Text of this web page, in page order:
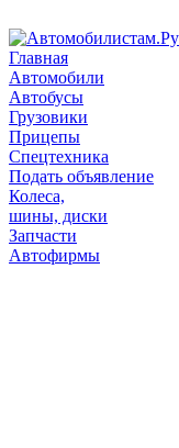
Главная
Автомобили
Автобусы
Грузовики
Прицепы
Спецтехника
Подать объявление
Колеса,
шины, диски
Запчасти
Автофирмы